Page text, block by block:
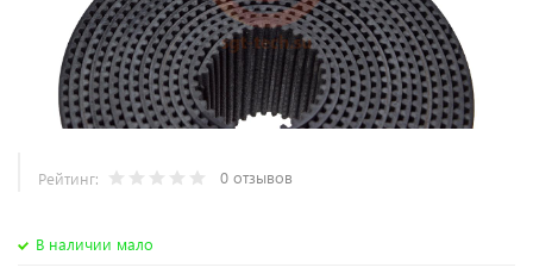
Рейтинг: 0 отзывов
В наличии мало